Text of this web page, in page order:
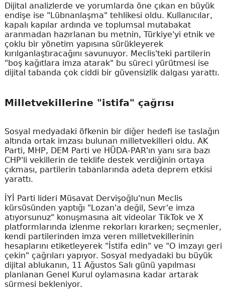
Dijital analizlerde ve yorumlarda öne çıkan en büyük
endişe ise "Lübnanlaşma" tehlikesi oldu. Kullanıcılar,
kapalı kapılar ardında ve toplumsal mutabakat
aranmadan hazırlanan bu metnin, Türkiye'yi etnik ve
çoklu bir yönetim yapısına sürükleyerek
kırılganlaştıracağını savunuyor. Meclis'teki partilerin
"boş kağıtlara imza atarak" bu süreci yürütmesi ise
dijital tabanda çok ciddi bir güvensizlik dalgası yarattı.
Milletvekillerine "istifa" çağrısı
Sosyal medyadaki öfkenin bir diğer hedefi ise taslağın
altında ortak imzası bulunan milletvekilleri oldu. AK
Parti, MHP, DEM Parti ve HÜDA-PAR'ın yanı sıra bazı
CHP'li vekillerin de teklife destek verdiğinin ortaya
çıkması, partilerin tabanlarında adeta deprem etkisi
yarattı.
İYİ Parti lideri Müsavat Dervişoğlu'nun Meclis
kürsüsünden yaptığı "Lozan'a değil, Sevr'e imza
atıyorsunuz" konuşmasına ait videolar TikTok ve X
platformlarında izlenme rekorları kırarken; seçmenler,
kendi partilerinden imza veren milletvekillerinin
hesaplarını etiketleyerek "İstifa edin" ve "O imzayı geri
çekin" çağrıları yapıyor. Sosyal medyadaki bu büyük
dijital ablukanın, 11 Ağustos Salı günü yapılması
planlanan Genel Kurul oylamasına kadar artarak
sürmesi bekleniyor.